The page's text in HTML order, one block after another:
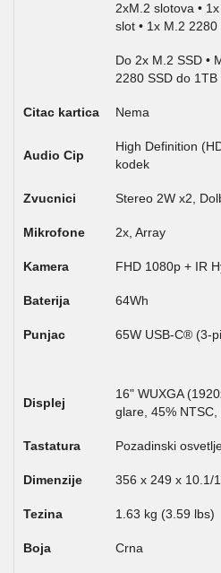
2xM.2 slotova •
slot • 1x M.2
Do 2x M.2 SSD •
2280 SSD do 1TB
Citac kartica Nema
Audio Cip
High Definition
kodek
Zvucnici Stereo 2W x2,
Mikrofone 2x, Array
Kamera FHD 1080p + IR
Baterija 64Wh
Punjac 65W USB-C® (3-
Displej
16" WUXGA
glare, 45% NTSC,
Tastatura Pozadinski
Dimenzije 356 x 249 x 10.1/
Tezina 1.63 kg (3.59 lbs)
Boja Crna